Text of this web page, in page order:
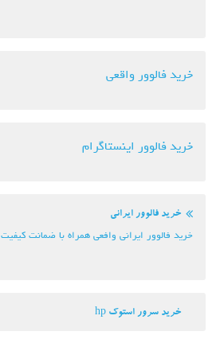
خرید فالوور واقعی
خرید فالوور اینستاگرام
خرید فالوور ایرانی
خرید فالوور ایرانی وافعی همراه با ضمانت کیفیت
خرید سرور استوک hp